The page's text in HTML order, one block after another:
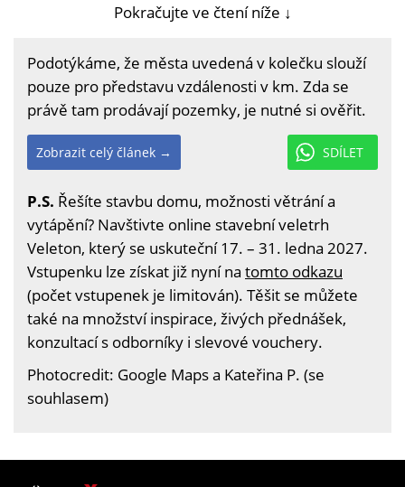
Pokračujte ve čtení níže ↓
Podotýkáme, že města uvedená v kolečku slouží
pouze pro představu vzdálenosti v km. Zda se
právě tam prodávají pozemky, je nutné si ověřit.
SDÍLET
Zobrazit celý článek →
P.S. Řešíte stavbu domu, možnosti větrání a
vytápění? Navštivte online stavební veletrh
Veleton, který se uskuteční 17. – 31. ledna 2027.
Vstupenku lze získat již nyní na tomto odkazu
(počet vstupenek je limitován). Těšit se můžete
také na množství inspirace, živých přednášek,
konzultací s odborníky i slevové vouchery.
Photocredit: Google Maps a Kateřina P. (se
souhlasem)